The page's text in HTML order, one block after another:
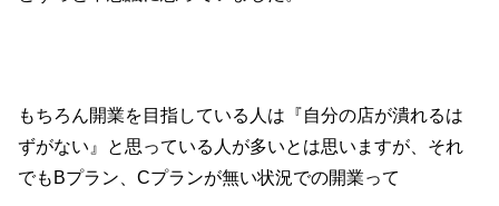
もちろん開業を目指している人は『自分の店が潰れるは
ずがない』と思っている人が多いとは思いますが、それ
でもBプラン、Cプランが無い状況での開業って